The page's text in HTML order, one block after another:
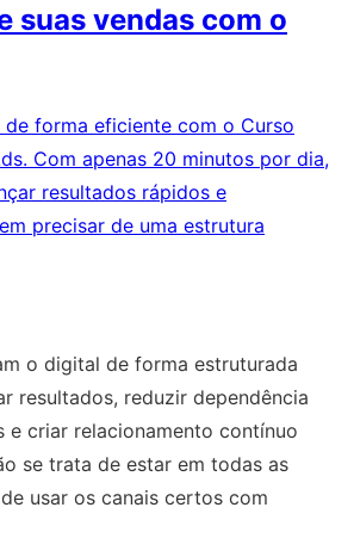
suas vendas com o
de forma eficiente com o Curso
Com apenas 20 minutos por dia,
resultados rápidos e
precisar de uma estrutura
o digital de forma estruturada
resultados, reduzir dependência
e criar relacionamento contínuo
se trata de estar em todas as
usar os canais certos com